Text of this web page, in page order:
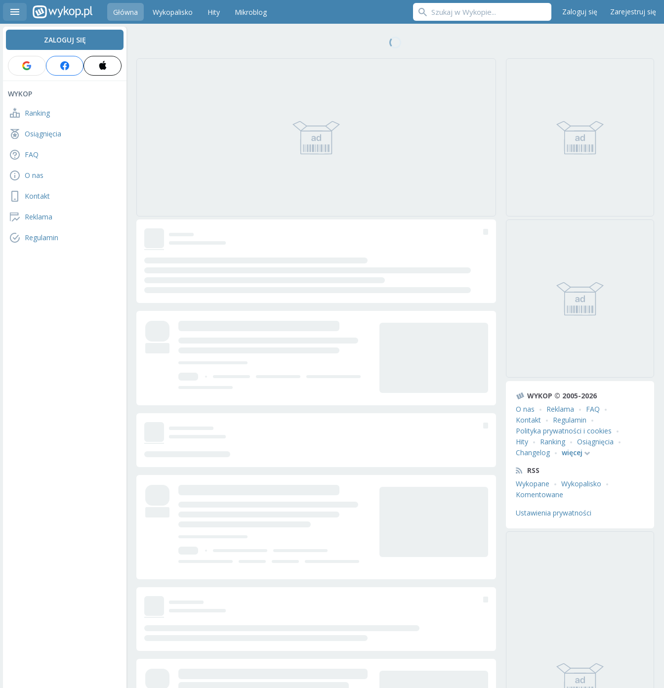
Główna Wykopalisko Hity Mikroblog Zaloguj się Zarejestruj się
ZALOGUJ SIĘ
WYKOP
Ranking
Osiągnięcia
FAQ
O nas
Kontakt
Reklama
Regulamin
WYKOP © 2005-2026
O nas
Reklama
FAQ
Kontakt
Regulamin
Polityka prywatności i cookies
Hity
Ranking
Osiągnięcia
Changelog
więcej
RSS
Wykopane
Wykopalisko
Komentowane
Ustawienia prywatności